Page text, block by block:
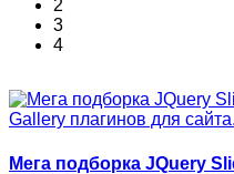
2
3
4
Мега подборка JQuery